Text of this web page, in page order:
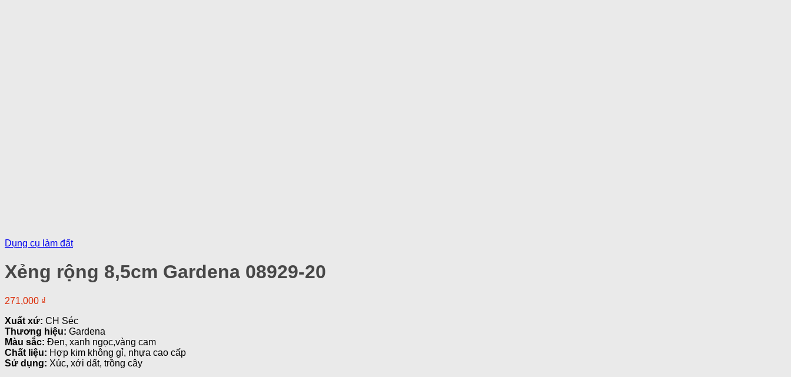
Dụng cụ làm đất
Xẻng rộng 8,5cm Gardena 08929-20
271,000 ₫
Xuất xứ: CH Séc
Thương hiệu: Gardena
Màu sắc: Đen, xanh ngọc,vàng cam
Chất liệu: Hợp kim không gỉ, nhựa cao cấp
Sử dụng: Xúc, xới dất, trồng cây